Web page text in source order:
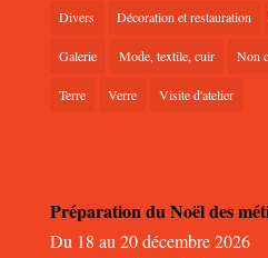
Divers Décoration et restauration
Galerie Mode, textile, cuir Non
Terre Verre Visite d'atelier
Préparation du Noël des
Du 18 au 20 décembre 2026